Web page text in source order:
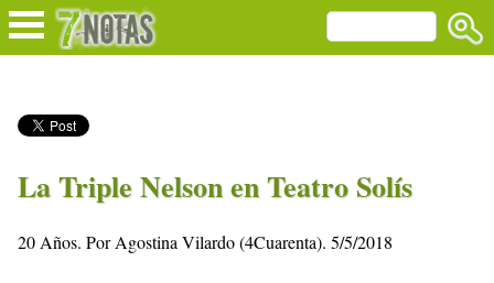
La Triple Nelson en Teatro Solís
20 Años. Por Agostina Vilardo (4Cuarenta). 5/5/2018